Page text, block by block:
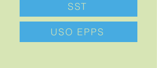
SST
USO EPPS